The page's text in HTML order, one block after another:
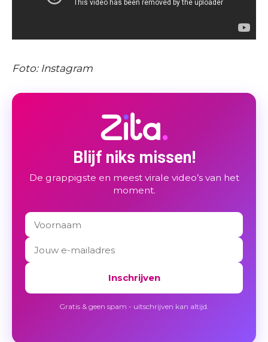
Foto: Instagram
Blijf niks missen!
De grappigste en meest virale video’s van het
moment.
Inschrijven
Gratis & geen spam - uitschrijven kan altijd.